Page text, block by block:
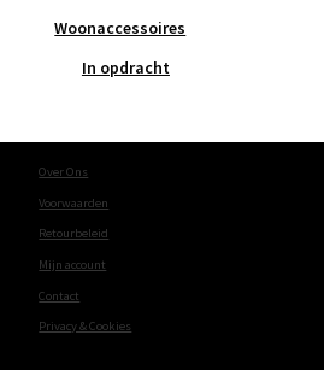
Woonaccessoires
In opdracht
Over Ons
Voorwaarden
Retourbeleid
Mijn account
Contact
Privacy & Cookies